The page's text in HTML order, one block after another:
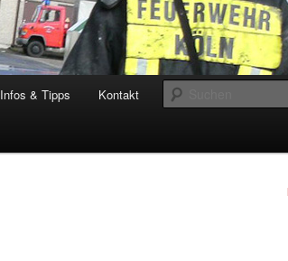
Infos & Tipps Kontakt